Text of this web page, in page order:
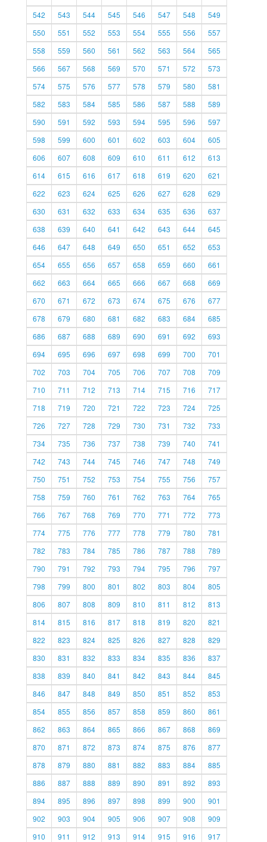
542
543 544 545 546 547 548
549
550
551 552 553 554 555 556
557
558
559 560 561 562 563 564
565
566
567 568 569 570 571 572
573
574
575 576 577 578 579 580
581
582
583 584 585 586 587 588
589
590
591 592 593 594 595 596
597
598
599 600 601 602 603 604
605
606
607 608 609 610 611 612
613
614
615 616 617 618 619 620
621
622
623 624 625 626 627 628
629
630
631 632 633 634 635 636
637
638
639 640 641 642 643 644
645
646
647 648 649 650 651 652
653
654
655 656 657 658 659 660
661
662
663 664 665 666 667 668
669
670
671 672 673 674 675 676
677
678
679 680 681 682 683 684
685
686
687 688 689 690 691 692
693
694
695 696 697 698 699 700
701
702
703 704 705 706 707 708
709
710
711 712 713 714 715 716
717
718
719 720 721 722 723 724
725
726
727 728 729 730 731 732
733
734
735 736 737 738 739 740
741
742
743 744 745 746 747 748
749
750
751 752 753 754 755 756
757
758
759 760 761 762 763 764
765
766
767 768 769 770 771 772
773
774
775 776 777 778 779 780
781
782
783 784 785 786 787 788
789
790
791 792 793 794 795 796
797
798
799 800 801 802 803 804
805
806
807 808 809 810 811 812
813
814
815 816 817 818 819 820
821
822
823 824 825 826 827 828
829
830
831 832 833 834 835 836
837
838
839 840 841 842 843 844
845
846
847 848 849 850 851 852
853
854
855 856 857 858 859 860
861
862
863 864 865 866 867 868
869
870
871 872 873 874 875 876
877
878
879 880 881 882 883 884
885
886
887 888 889 890 891 892
893
894
895 896 897 898 899 900
901
902
903 904 905 906 907 908
909
910
911 912 913 914 915 916
917